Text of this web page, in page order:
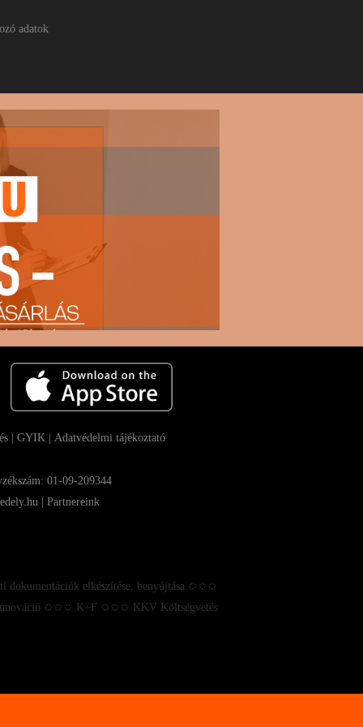
adatok
| GYIK | Adatvédelmi tájékoztató
01-09-209344
| Partnereink
elkészítése, benyújtása ✩✩✩
✩✩✩ K+F ✩✩✩ KKV Költségvetés